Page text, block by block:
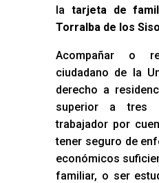
la tarjeta de
Torralba de los
Acompañar o
ciudadano de la
derecho a
superior a tres
trabajador por
tener seguro de
económicos
familiar, o ser